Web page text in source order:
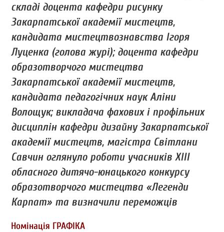
складі доцента кафедри рисунку
Закарпатської академії мистецтв,
кандидата мистецтвознавства Ігоря
Луценка (голова журі); доцента кафедри
образотворчого мистецтва
Закарпатської академії мистецтв,
кандидата педагогічних наук Аліни
Волощук; викладача фахових і профільних
дисциплін кафедри дизайну Закарпатської
академії мистецтв, магістра Світлани
Савчин оглянуло роботи учасників ХІІІ
обласного дитячо-юнацького конкурсу
образотворчого мистецтва «Легенди
Карпат» та визначили переможців
Номінація ГРАФІКА